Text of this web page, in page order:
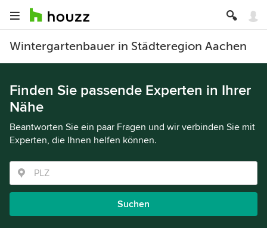
Wintergartenbauer in Städteregion Aachen
Finden Sie passende Experten in Ihrer
Nähe
Beantworten Sie ein paar Fragen und wir verbinden Sie mit
Experten, die Ihnen helfen können.
Suchen